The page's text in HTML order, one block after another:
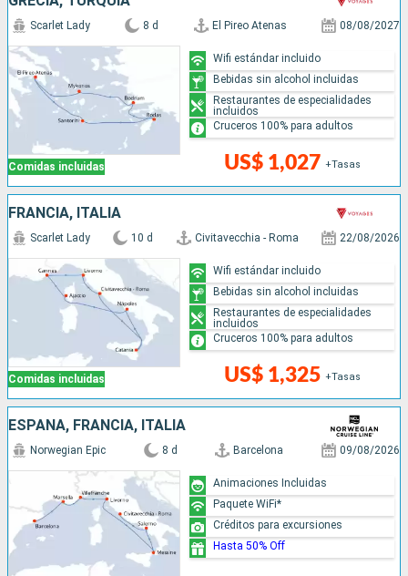
Comidas incluidas
Scarlet Lady 8 d El Pireo Atenas 08/08/2027
US$ 1,027 +Tasas
Wifi estándar incluido
Bebidas sin alcohol incluidas
Restaurantes de especialidades
incluidos
Cruceros 100% para adultos
FRANCIA, ITALIA
Comidas incluidas
Scarlet Lady 10 d Civitavecchia - Roma 22/08/2026
US$ 1,325 +Tasas
Wifi estándar incluido
Bebidas sin alcohol incluidas
Restaurantes de especialidades
incluidos
Cruceros 100% para adultos
ESPAÑA, FRANCIA, ITALIA
Norwegian Epic 8 d Barcelona 09/08/2026
Animaciones Incluidas
Paquete WiFi*
Créditos para excursiones
Hasta 50% Off